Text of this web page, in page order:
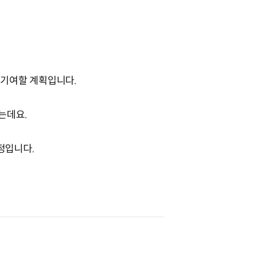
여할 계획입니다.
데요.
입니다.